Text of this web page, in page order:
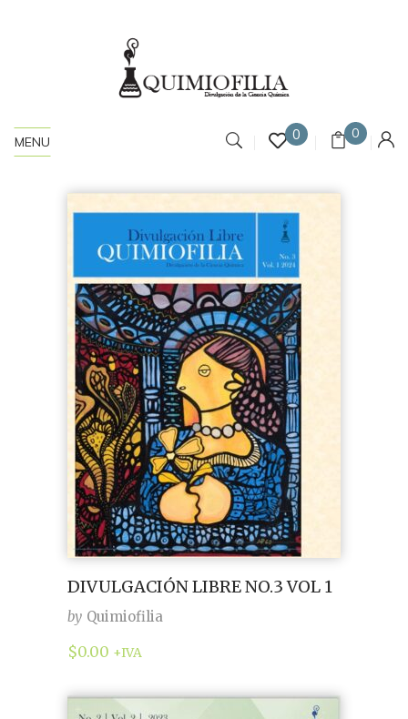
MENU 0 0
DIVULGACIÓN LIBRE NO.3 VOL 1
by Quimiofilia
$0.00 +IVA